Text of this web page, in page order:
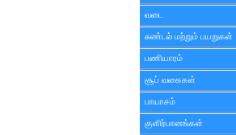
வடை
சுண்டல் மற்றும் பயறுகள்
பணியாரம்
சூப் வகைகள்
பாயாசம்
குளிர்பானங்கள்